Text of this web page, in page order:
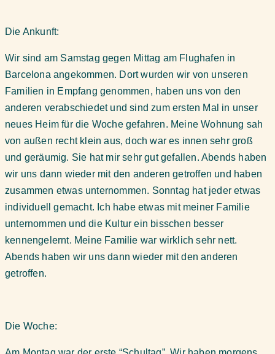
Die Ankunft:
Wir sind am Samstag gegen Mittag am Flughafen in
Barcelona angekommen. Dort wurden wir von unseren
Familien in Empfang genommen, haben uns von den
anderen verabschiedet und sind zum ersten Mal in unser
neues Heim für die Woche gefahren. Meine Wohnung sah
von außen recht klein aus, doch war es innen sehr groß
und geräumig. Sie hat mir sehr gut gefallen. Abends haben
wir uns dann wieder mit den anderen getroffen und haben
zusammen etwas unternommen. Sonntag hat jeder etwas
individuell gemacht. Ich habe etwas mit meiner Familie
unternommen und die Kultur ein bisschen besser
kennengelernt. Meine Familie war wirklich sehr nett.
Abends haben wir uns dann wieder mit den anderen
getroffen.
Die Woche: